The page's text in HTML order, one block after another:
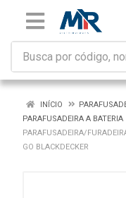
INÍCIO
PARAFUSADEIRA A BATERIA
PARAFUSADEIRA/
GO BLACKDECKER